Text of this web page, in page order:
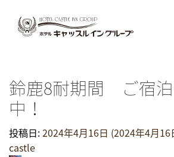
鈴鹿8耐期間 ご宿
中！
投稿日:2024年4月16日 (2024年4月16
castle